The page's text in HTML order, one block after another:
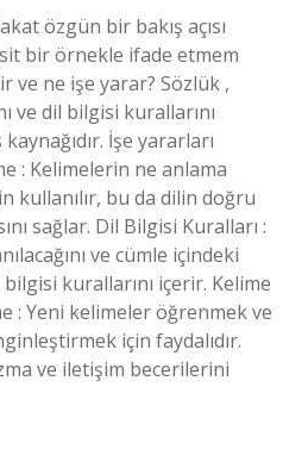
özgün bir bakış açısı
bir örnekle ifade etmem
ve ne işe yarar? Sözlük ,
ve dil bilgisi kurallarını
İşe yararları
: Kelimelerin ne anlama
kullanılır, bu da dilin doğru
sağlar. Dil Bilgisi Kuralları :
ve cümle içindeki
kurallarını içerir. Kelime
: Yeni kelimeler öğrenmek ve
için faydalıdır.
ve iletişim becerilerini